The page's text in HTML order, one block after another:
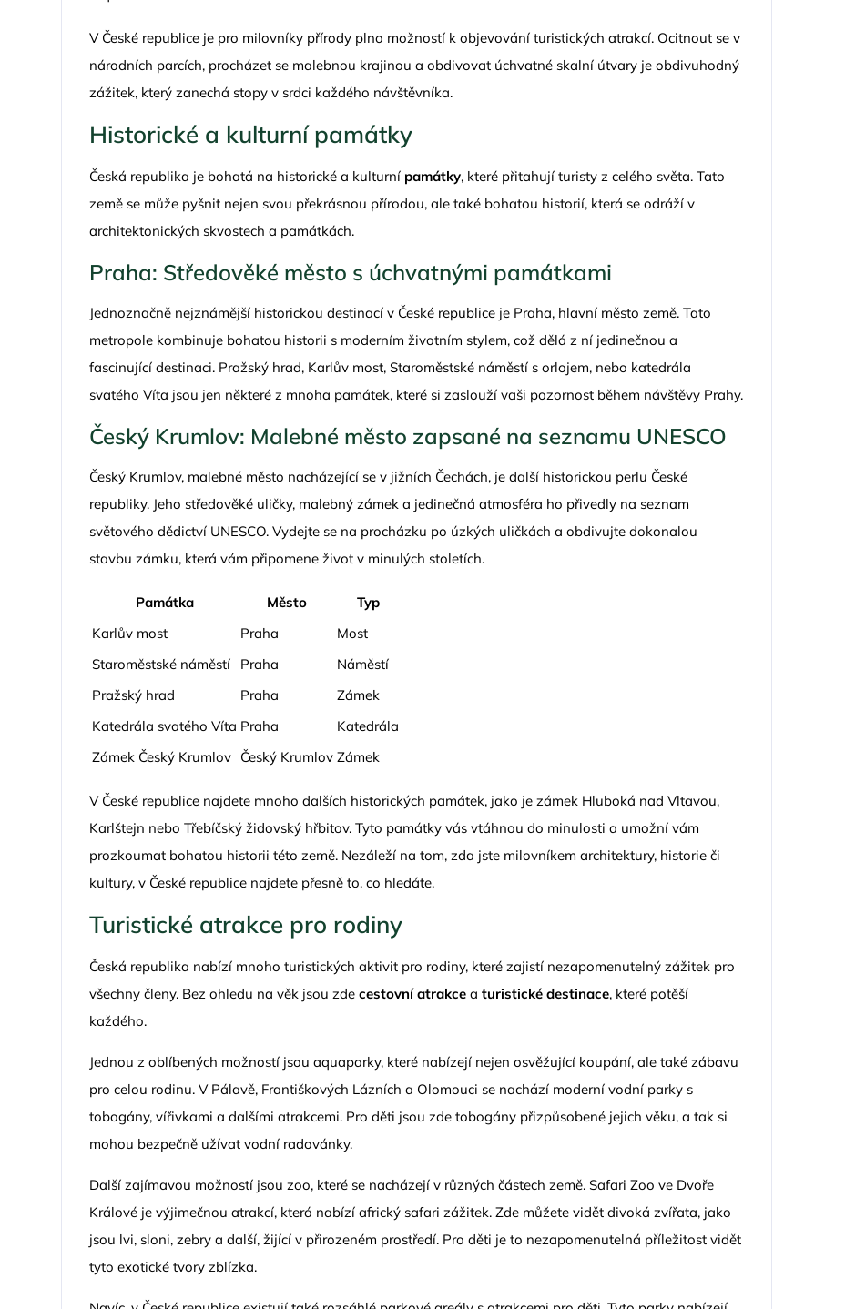
V České republice je pro milovníky přírody plno možností k objevování turistických atrakcí. Ocitnout se v
národních parcích, procházet se malebnou krajinou a obdivovat úchvatné skalní útvary je obdivuhodný
zážitek, který zanechá stopy v srdci každého návštěvníka.
Historické a kulturní památky
Česká republika je bohatá na historické a kulturní památky, které přitahují turisty z celého světa. Tato
země se může pyšnit nejen svou překrásnou přírodou, ale také bohatou historií, která se odráží v
architektonických skvostech a památkách.
Praha: Středověké město s úchvatnými památkami
Jednoznačně nejznámější historickou destinací v České republice je Praha, hlavní město země. Tato
metropole kombinuje bohatou historii s moderním životním stylem, což dělá z ní jedinečnou a
fascinující destinaci. Pražský hrad, Karlův most, Staroměstské náměstí s orlojem, nebo katedrála
svatého Víta jsou jen některé z mnoha památek, které si zaslouží vaši pozornost během návštěvy Prahy.
Český Krumlov: Malebné město zapsané na seznamu UNESCO
Český Krumlov, malebné město nacházející se v jižních Čechách, je další historickou perlu České
republiky. Jeho středověké uličky, malebný zámek a jedinečná atmosféra ho přivedly na seznam
světového dědictví UNESCO. Vydejte se na procházku po úzkých uličkách a obdivujte dokonalou
stavbu zámku, která vám připomene život v minulých stoletích.
Památka Město
Typ
Karlův most
Praha
Most
Staroměstské náměstí
Praha
Náměstí
Pražský hrad
Praha
Zámek
Katedrála svatého Víta Praha
Katedrála
Zámek Český Krumlov Český Krumlov Zámek
V České republice najdete mnoho dalších historických památek, jako je zámek Hluboká nad Vltavou,
Karlštejn nebo Třebíčský židovský hřbitov. Tyto památky vás vtáhnou do minulosti a umožní vám
prozkoumat bohatou historii této země. Nezáleží na tom, zda jste milovníkem architektury, historie či
kultury, v České republice najdete přesně to, co hledáte.
Turistické atrakce pro rodiny
Česká republika nabízí mnoho turistických aktivit pro rodiny, které zajistí nezapomenutelný zážitek pro
všechny členy. Bez ohledu na věk jsou zdecestovní atrakce aturistické destinace, které potěší
každého.
Jednou z oblíbených možností jsou aquaparky, které nabízejí nejen osvěžující koupání, ale také zábavu
pro celou rodinu. V Pálavě, Františkových Lázních a Olomouci se nachází moderní vodní parky s
tobogány, vířivkami a dalšími atrakcemi. Pro děti jsou zde tobogány přizpůsobené jejich věku, a tak si
mohou bezpečně užívat vodní radovánky.
Další zajímavou možností jsou zoo, které se nacházejí v různých částech země. Safari Zoo ve Dvoře
Králové je výjimečnou atrakcí, která nabízí africký safari zážitek. Zde můžete vidět divoká zvířata, jako
jsou lvi, sloni, zebry a další, žijící v přirozeném prostředí. Pro děti je to nezapomenutelná příležitost vidět
tyto exotické tvory zblízka.